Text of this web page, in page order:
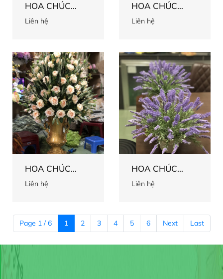
HOA CHÚC
MỪNG 58
Liên hệ
HOA CHÚC
MỪNG 57
Liên hệ
HOA CHÚC
MỪNG 56
Liên hệ
HOA CHÚC
MỪNG 55
Liên hệ
Page 1 / 6 1 2 3 4 5 6 Next Last